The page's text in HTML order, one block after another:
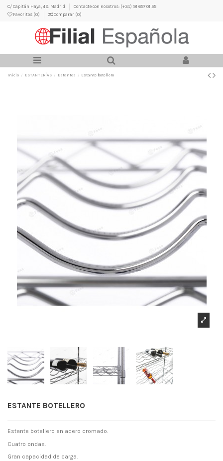
C/ Capitán Haya, 49. Madrid
Contacte con nosotros: (+34) 91 657 01 55
Favoritos (0) Comparar (0)
Inicio ESTANTERÍAS Estantes Estante botellero
ESTANTE BOTELLERO
Estante botellero en acero cromado.
Cuatro ondas.
Gran capacidad de carga.